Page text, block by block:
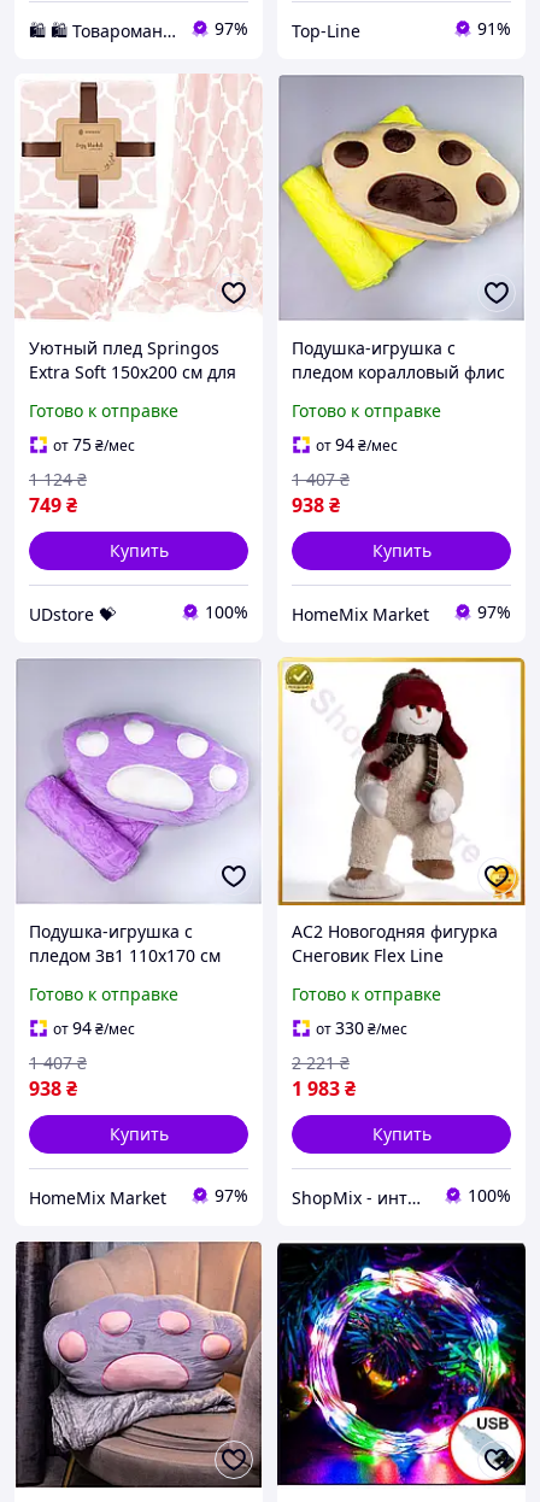
🛍️ 🛍️ Товаромания 🛍️ 🛍️ 97% Top-Line 91%
Уютный плед Springos
Extra Soft 150x200 см для
HA7171 UDstore -store-
with-good-prices-
Готово к отправке
от75₴/мес
749₴
1 124 ₴
Купить
UDstore 💝 100%
Подушка-игрушка с
пледом коралловый флис
бежевый HM-4055
Готово к отправке
от94₴/мес
938₴
1 407 ₴
Купить
HomeMix Market 97%
Подушка-игрушка с
пледом 3в1 110х170 см
фиолетовая HM-4057
Готово к отправке
от94₴/мес
938₴
1 407 ₴
Купить
HomeMix Market 97%
AC2 Новогодняя фигурка
Снеговик Flex Line
для декора дома
праздничный элемент и
DE
Готово к отправке
от330₴/мес
1 983₴
2 221 ₴
Купить
ShopMix - интернет-магазин сумок и аксессуаров 100%